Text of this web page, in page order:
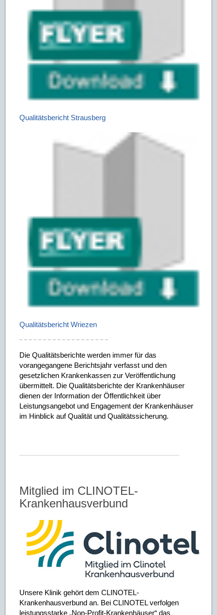
Qualitätsbericht Strausberg
Qualitätsbericht Wriezen
Die Qualitätsberichte werden immer für das
vorangegangene Berichtsjahr verfasst und den
gesetzlichen Krankenkassen zur Veröffentlichung
übermittelt. Die Qualitätsberichte der Krankenhäuser
dienen der Information der Öffentlichkeit über
Leistungsangebot und Engagement der Krankenhäuser
im Hinblick auf Qualität und Qualitätssicherung.
Mitglied im CLINOTEL-
Krankenhausverbund
Unsere Klinik gehört dem CLINOTEL-
Krankenhausverbund an. Bei CLINOTEL verfolgen
leistungsstarke „Non-Profit-Krankenhäuser“ das